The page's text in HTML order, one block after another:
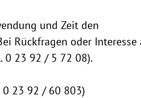
und Zeit den
Rückfragen oder Interesse
0 23 92 / 5 72 08).
0 23 92 / 60 803)